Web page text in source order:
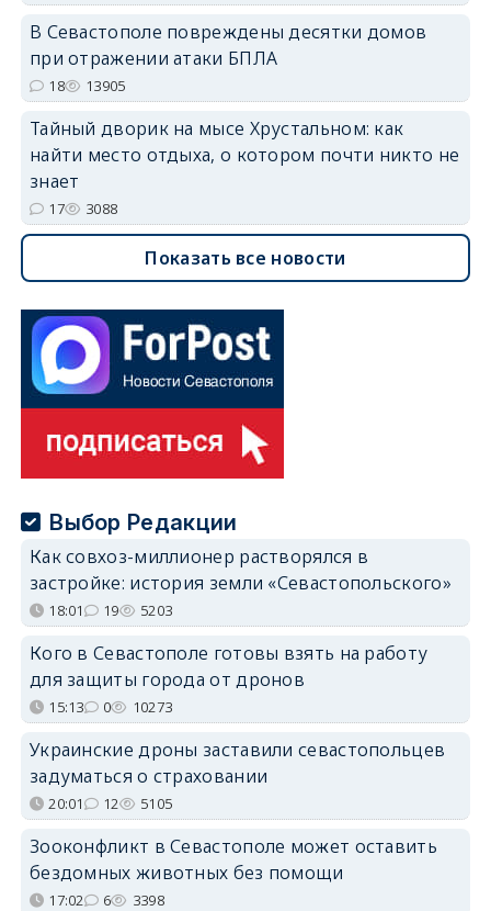
В Севастополе повреждены десятки домов
при отражении атаки БПЛА
18 13905
Тайный дворик на мысе Хрустальном: как
найти место отдыха, о котором почти никто не
знает
17 3088
Показать все новости
Выбор Редакции
Как совхоз-миллионер растворялся в
застройке: история земли «Севастопольского»
18:01 19 5203
Кого в Севастополе готовы взять на работу
для защиты города от дронов
15:13 0 10273
Украинские дроны заставили севастопольцев
задуматься о страховании
20:01 12 5105
Зооконфликт в Севастополе может оставить
бездомных животных без помощи
17:02 6 3398